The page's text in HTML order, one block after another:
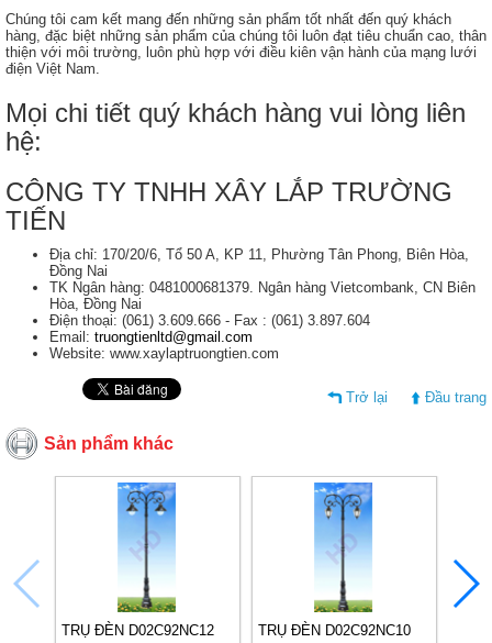
Chúng tôi cam kết mang đến những sản phẩm tốt nhất đến quý khách
hàng, đặc biệt những sản phẩm của chúng tôi luôn đạt tiêu chuẩn cao, thân
thiện với môi trường, luôn phù hợp với điều kiên vận hành của mạng lưới
điện Việt Nam.
Mọi chi tiết quý khách hàng vui lòng liên
hệ:
CÔNG TY TNHH XÂY LẮP TRƯỜNG
TIẾN
Địa chỉ: 170/20/6, Tổ 50 A, KP 11, Phường Tân Phong, Biên Hòa,
Đồng Nai
TK Ngân hàng: 0481000681379. Ngân hàng Vietcombank, CN Biên
Hòa, Đồng Nai
Điện thoại: (061) 3.609.666 - Fax : (061) 3.897.604
Email: truongtienltd@gmail.com
Website: www.xaylaptruongtien.com
Trở lại Đầu trang
Sản phẩm khác
TRỤ ĐÈN D02C92NC12 TRỤ ĐÈN D02C92NC10